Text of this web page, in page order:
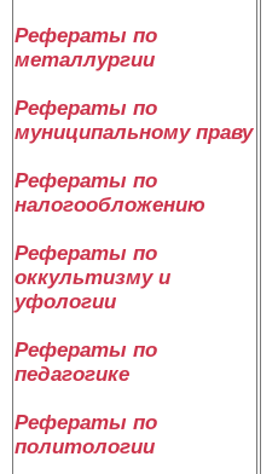
Рефераты по
металлургии
Рефераты по
муниципальному праву
Рефераты по
налогообложению
Рефераты по
оккультизму и
уфологии
Рефераты по
педагогике
Рефераты по
политологии